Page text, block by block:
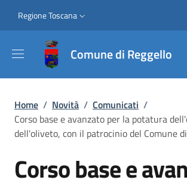
Slim top
Regione Toscana
Comune di Reggello
Briciole di pane
Home / Novità / Comunicati /
Corso base e avanzato per la potatura
dell'oliveto, con il patrocinio del Comune
Corso base e